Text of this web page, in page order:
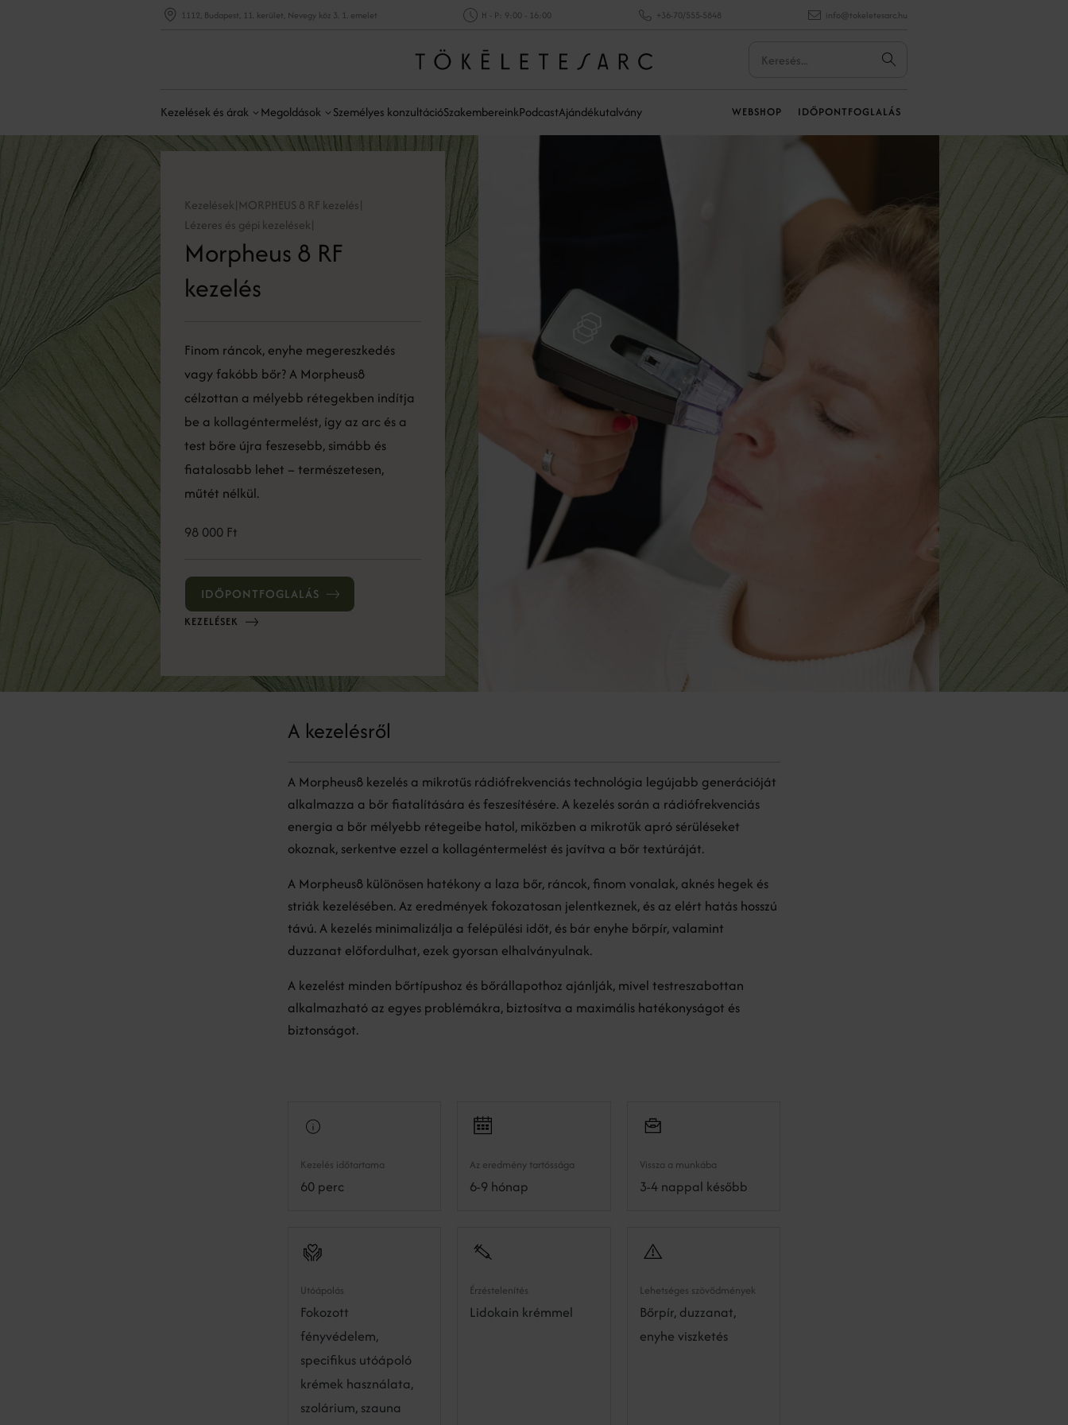
1112, Budapest, 11. kerület, Nevegy köz 3. 1. emelet H - P: 9:00 - 16:00 +36-70/555-5848 info@tokeletesarc.hu
Kezelések és árak Megoldások Személyes konzultációSzakembereinkPodcastAjándékutalvány WEBSHOP IDŐPONTFOGLALÁS
Kezelések|MORPHEUS 8 RF kezelés|
Lézeres és gépi kezelések|
Morpheus 8 RF
kezelés
Finom ráncok, enyhe megereszkedés
vagy fakóbb bőr? A Morpheus8
célzottan a mélyebb rétegekben indítja
be a kollagéntermelést, így az arc és a
test bőre újra feszesebb, simább és
fiatalosabb lehet – természetesen,
műtét nélkül.
98 000 Ft
IDŐPONTFOGLALÁS
KEZELÉSEK
A kezelésről
A Morpheus8 kezelés a mikrotűs rádiófrekvenciás technológia legújabb generációját
alkalmazza a bőr fiatalítására és feszesítésére. A kezelés során a rádiófrekvenciás
energia a bőr mélyebb rétegeibe hatol, miközben a mikrotűk apró sérüléseket
okoznak, serkentve ezzel a kollagéntermelést és javítva a bőr textúráját.
A Morpheus8 különösen hatékony a laza bőr, ráncok, finom vonalak, aknés hegek és
striák kezelésében. Az eredmények fokozatosan jelentkeznek, és az elért hatás hosszú
távú. A kezelés minimalizálja a felépülési időt, és bár enyhe bőrpír, valamint
duzzanat előfordulhat, ezek gyorsan elhalványulnak.
A kezelést minden bőrtípushoz és bőrállapothoz ajánlják, mivel testreszabottan
alkalmazható az egyes problémákra, biztosítva a maximális hatékonyságot és
biztonságot.
Kezelés időtartama
60 perc
Az eredmény tartóssága
6-9 hónap
Vissza a munkába
3-4 nappal később
Utóápolás
Fokozott
fényvédelem,
specifikus utóápoló
krémek használata,
szolárium, szauna
Érzéstelenítés
Lidokain krémmel
Lehetséges szövődmények
Bőrpír, duzzanat,
enyhe viszketés